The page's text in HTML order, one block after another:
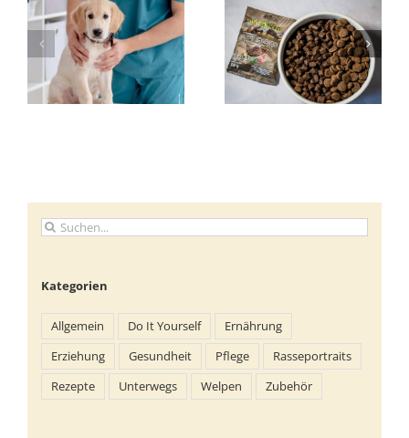
Suche
Kategorien
Allgemein Do It Yourself
Ernährung
Erziehung
Gesundheit Pflege
Rasseportraits
Rezepte
Unterwegs Welpen Zubehör